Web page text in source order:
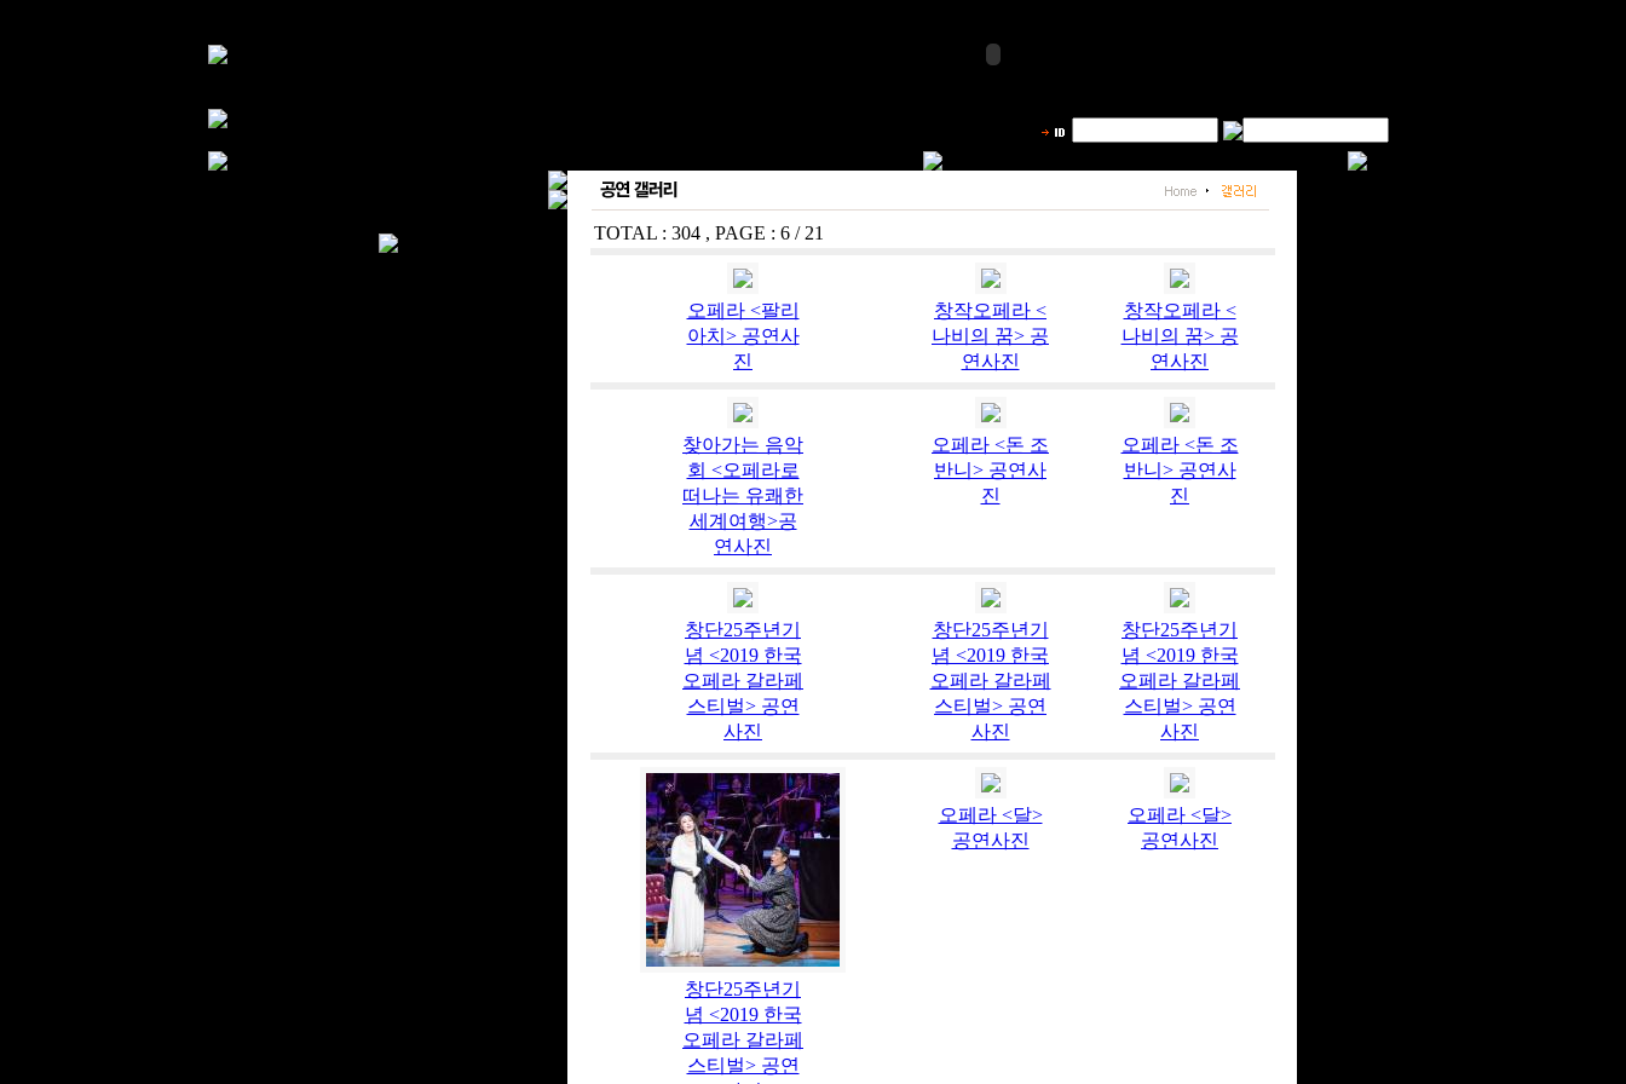
TOTAL : 304 , PAGE : 6 / 21
오페라 <팔리
아치> 공연사
진
창작오페라 <
나비의 꿈> 공
연사진
창작오페라 <
나비의 꿈> 공
연사진
찾아가는 음악
회 <오페라로
떠나는 유쾌한
세계여행>공
연사진
오페라 <돈 조
반니> 공연사
진
오페라 <돈 조
반니> 공연사
진
창단25주년기
념 <2019 한국
오페라 갈라페
스티벌> 공연
사진
창단25주년기
념 <2019 한국
오페라 갈라페
스티벌> 공연
사진
창단25주년기
념 <2019 한국
오페라 갈라페
스티벌> 공연
사진
창단25주년기
념 <2019 한국
오페라 갈라페
스티벌> 공연
오페라 <달>
공연사진
오페라 <달>
공연사진